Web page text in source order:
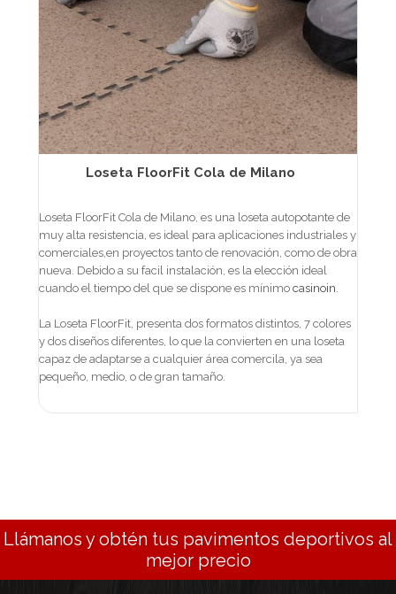
Loseta FloorFit Cola de Milano
Loseta FloorFit Cola de Milano, es una loseta autopotante de
muy alta resistencia, es ideal para aplicaciones industriales y
comerciales,en proyectos tanto de renovación, como de obra
nueva. Debido a su facil instalación, es la elección ideal
cuando el tiempo del que se dispone es mínimo casinoin
La Loseta FloorFit, presenta dos formatos distintos, 7 colores
y dos diseños diferentes, lo que la convierten en una loseta
capaz de adaptarse a cualquier área comercila, ya sea
pequeño, medio, o de gran tamaño.
Llámanos y obtén tus pavimentos deportivos al
mejor precio